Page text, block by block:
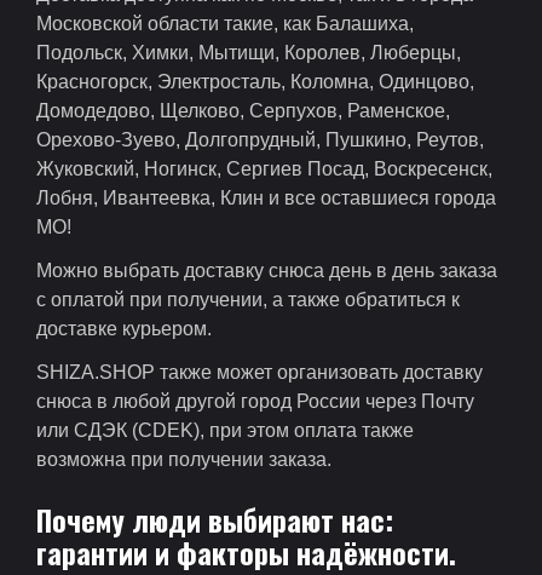
Московской области такие, как Балашиха,
Подольск, Химки, Мытищи, Королев, Люберцы,
Красногорск, Электросталь, Коломна, Одинцово,
Домодедово, Щелково, Серпухов, Раменское,
Орехово-Зуево, Долгопрудный, Пушкино, Реутов,
Жуковский, Ногинск, Сергиев Посад, Воскресенск,
Лобня, Ивантеевка, Клин и все оставшиеся города
МО!
Можно выбрать доставку снюса день в день заказа
с оплатой при получении, а также обратиться к
доставке курьером.
SHIZA.SHOP также может организовать доставку
снюса в любой другой город России через Почту
или СДЭК (CDEK), при этом оплата также
возможна при получении заказа.
Почему люди выбирают нас:
гарантии и факторы надёжности.